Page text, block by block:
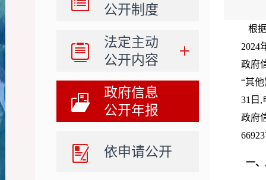
公开制度
法定主动
公开内容
政府信息
公开年报
依申请公开
根
2024
政府
“其
31日,
政府
一